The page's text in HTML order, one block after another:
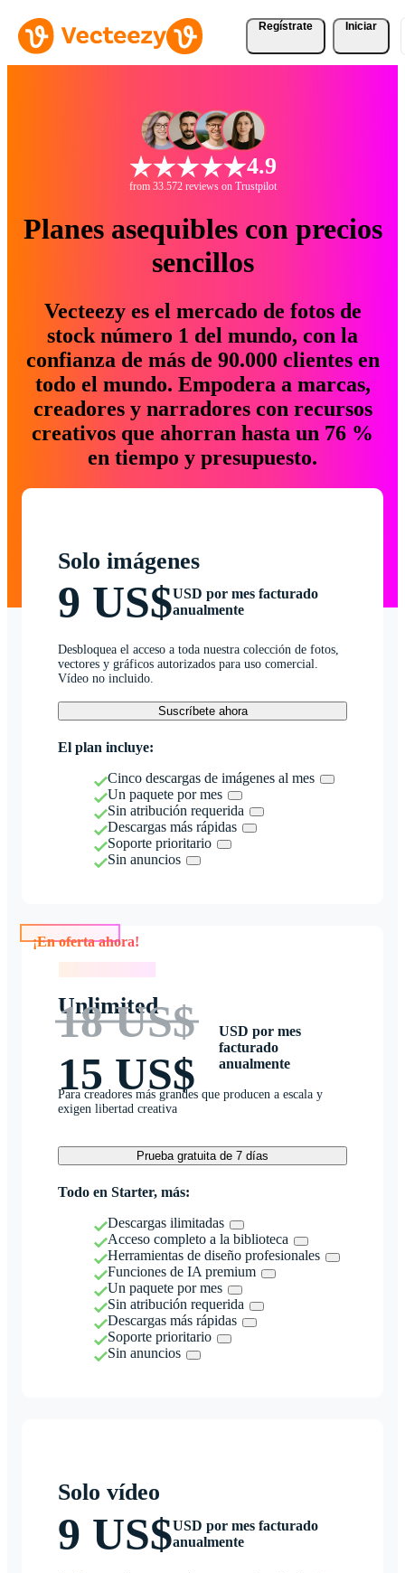
Regístrate Iniciar
4.9
from 33.572 reviews on Trustpilot
Planes asequibles con precios
sencillos
Vecteezy es el mercado de fotos de
stock número 1 del mundo, con la
confianza de más de 90.000 clientes en
todo el mundo. Empodera a marcas,
creadores y narradores con recursos
creativos que ahorran hasta un 76 %
en tiempo y presupuesto.
Solo imágenes
9 US$USD por mes facturado
anualmente
Desbloquea el acceso a toda nuestra colección de fotos,
vectores y gráficos autorizados para uso comercial.
Vídeo no incluido.
Suscríbete ahora
El plan incluye:
Cinco descargas de imágenes al mes
Un paquete por mes
Sin atribución requerida
Descargas más rápidas
Soporte prioritario
Sin anuncios
Unlimited
18 US$
15 US$
USD por mes
facturado
anualmente
Para creadores más grandes que producen a escala y
exigen libertad creativa
Prueba gratuita de 7 días
Todo en Starter, más:
Descargas ilimitadas
Acceso completo a la biblioteca
Herramientas de diseño profesionales
Funciones de IA premium
Un paquete por mes
Sin atribución requerida
Descargas más rápidas
Soporte prioritario
Sin anuncios
Solo vídeo
9 US$USD por mes facturado
anualmente